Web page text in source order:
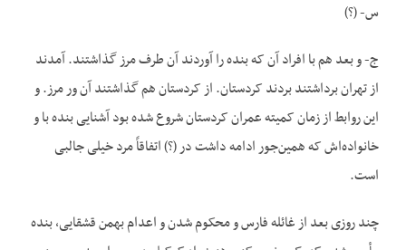
س- (؟)
ج- و بعد هم با افراد آن که بنده را آوردند آن طرف مرز گذاشتند. آمدند
از تهران برداشتند بردند کردستان. از کردستان هم گذاشتند آن ور مرز. و
این روابط از زمان کمیته عمران کردستان شروع شده بود آشنایی بنده با و
خانواده‌اش که همین‌جور ادامه داشت در (؟) اتفاقاً مرد خیلی جالبی
است.
چند روزی بعد از غائله فارس و محکوم شدن و اعدام بهمن قشقایی، بنده